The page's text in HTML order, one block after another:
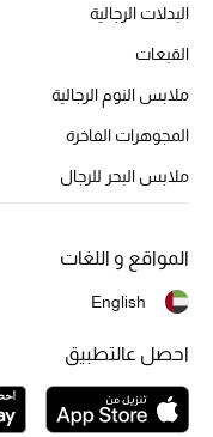
الحقائب النسائية
دليل ملتزمات الحقائب
حقائب الأطفال
أبرز الحقائب
البدلات الرجالية
القبعات
ملابس النوم الرجالية
المجوهرات الفاخرة
ملابس البحر للرجال
المواقع و اللغات
English
احصل عالتطبيق